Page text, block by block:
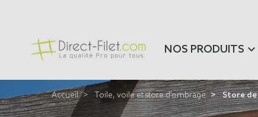
NOS PRODUITS
Accueil Toile, voile et store d'ombrage Store de